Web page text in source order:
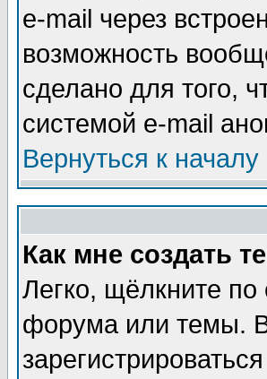
e-mail через
возможность
сделано для того,
системой e-mail
Вернуться к началу
Как мне создать
Легко, щёлкните по
форума или темы.